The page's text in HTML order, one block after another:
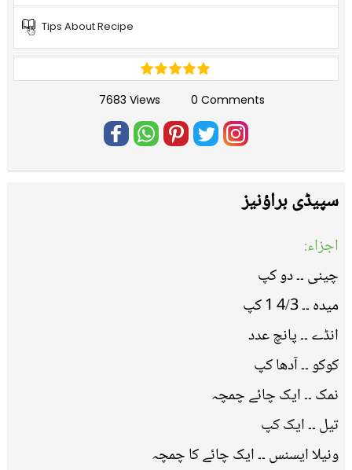
Tips About Recipe
7683 Views 0 Comments
سپیڈی براؤنیز
اجزاء:
چینی ۔۔ دو کپ
میدہ ۔۔ 4/3 1 کپ
انڈے ۔۔ پانچ عدد
کوکو ۔۔ آدھا کپ
نمک ۔۔ ایک چائے چمچہ
تیل ۔۔ ایک کپ
ونیلا ایسنس ۔۔ ایک چائے کا چمچہ